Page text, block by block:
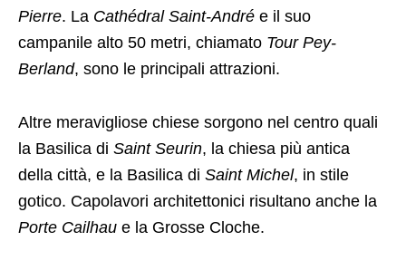
Pierre. La Cathédral Saint-André e il suo
campanile alto 50 metri, chiamato Tour Pey-
Berland, sono le principali attrazioni.
Altre meravigliose chiese sorgono nel centro quali
la Basilica di Saint Seurin, la chiesa più antica
della città, e la Basilica di Saint Michel, in stile
gotico. Capolavori architettonici risultano anche la
Porte Cailhau e la Grosse Cloche.